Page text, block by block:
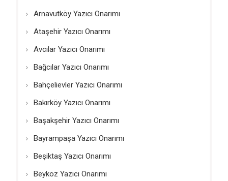
Arnavutköy Yazıcı Onarımı
Ataşehir Yazıcı Onarımı
Avcılar Yazıcı Onarımı
Bağcılar Yazıcı Onarımı
Bahçelievler Yazıcı Onarımı
Bakırköy Yazıcı Onarımı
Başakşehir Yazıcı Onarımı
Bayrampaşa Yazıcı Onarımı
Beşiktaş Yazıcı Onarımı
Beykoz Yazıcı Onarımı